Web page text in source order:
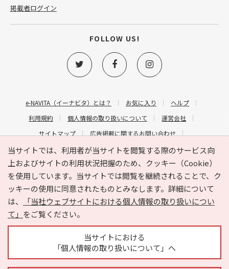
当サイトでは、利用者が当サイトを閲覧する際のサービス向
上およびサイトの利用状況把握のため、クッキー（Cookie）
を使用しています。当サイトでは閲覧を継続されることで、ク
ッキーの使用に同意されたものとみなします。詳細について
は、
「当社ウェブサイトにおける個人情報の取り扱いについ
て」 をご覧ください。
当サイトにおける
「個人情報の取り扱いについて」へ
e-NAVITA（イーナビタ）とは？ お気に入り
ヘルプ
利用規約
個人情報の取り扱いについて
運営会社
サイトマップ
広告掲載に関するお問い合わせ
サイトの内容に関するお問い合わせ
掲載者ログイン
FOLLOW US!
Copyright © HYOJITO.Co.,Ltd. All Rights Reserved.